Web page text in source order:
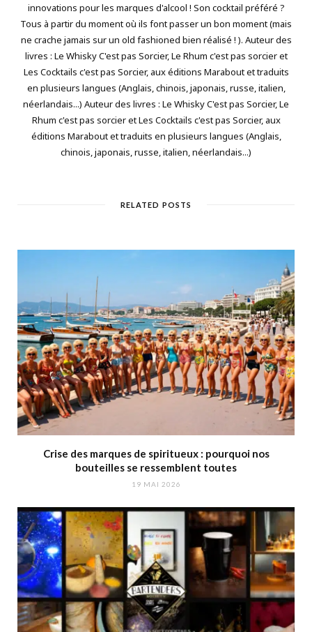
innovations pour les marques d'alcool ! Son cocktail préféré ?
Tous à partir du moment où ils font passer un bon moment (mais
ne crache jamais sur un old fashioned bien réalisé ! ). Auteur des
livres : Le Whisky C'est pas Sorcier, Le Rhum c'est pas sorcier et
Les Cocktails c'est pas Sorcier, aux éditions Marabout et traduits
en plusieurs langues (Anglais, chinois, japonais, russe, italien,
néerlandais...) Auteur des livres : Le Whisky C'est pas Sorcier, Le
Rhum c'est pas sorcier et Les Cocktails c'est pas Sorcier, aux
éditions Marabout et traduits en plusieurs langues (Anglais,
chinois, japonais, russe, italien, néerlandais...)
RELATED POSTS
Crise des marques de spiritueux : pourquoi nos
bouteilles se ressemblent toutes
19 MAI 2026